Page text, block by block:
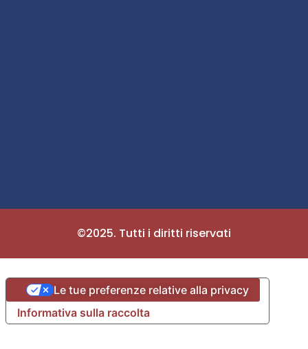
©2025. Tutti i diritti riservati
Informativa sulla raccolta
Le tue preferenze relative alla privacy